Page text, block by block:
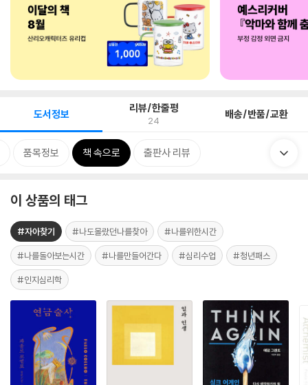
도서정보 리뷰/한줄평
24 배송/반품/교환
품목정보 책 속으로 출판사 리뷰
이 상품의 태그
#자아찾기 #나도몰랐던나를찾아 #나를위한시간
#나를돌아보는시간 #나를만들어간다 #심리수업 #청년패스
#인지심리학